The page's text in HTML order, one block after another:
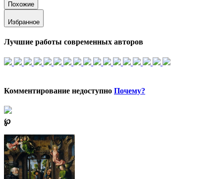
Похожие
Избранное
Лучшие работы современных авторов
Комментирование недоступно Почему?
℘